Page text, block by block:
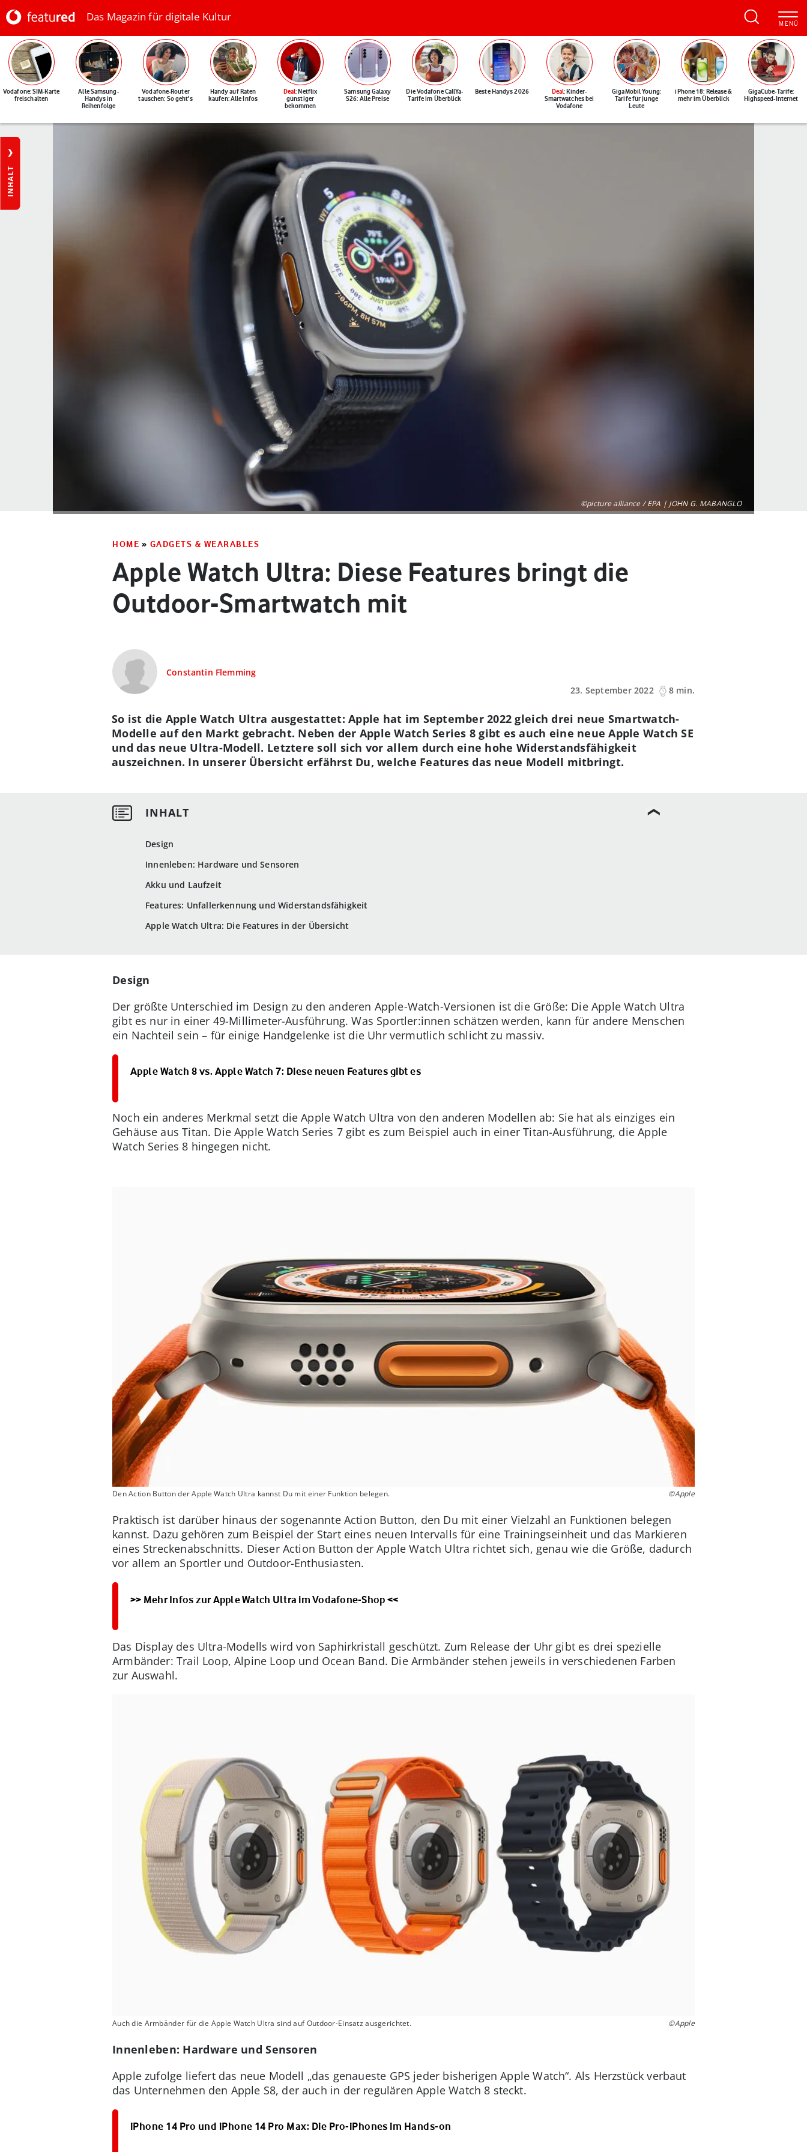
Das Magazin für digitale Kultur
Vodafone: SIM-Karte
freischalten
Alle Samsung-
Handys in
Reihenfolge
Vodafone-Router
tauschen: So geht's
Handy auf Raten
kaufen: Alle Infos
Deal: Netflix
günstiger
bekommen
Samsung Galaxy
S26: Alle Preise
Die Vodafone CallYa-
Tarife im Überblick
Beste Handys 2026 Deal: Kinder-
Smartwatches bei
Vodafone
GigaMobil Young:
Tarife für junge
Leute
iPhone 18: Release &
mehr im Überblick
GigaCube-Tarife:
Highspeed-Internet
INHALT
©picture alliance / EPA | JOHN G. MABANGLO
HOME » GADGETS & WEARABLES
Apple Watch Ultra: Diese Features bringt die
Outdoor-Smartwatch mit
Constantin Flemming
23. September 2022
8 min.
Design
Innenleben: Hardware und Sensoren
Akku und Laufzeit
Features: Unfallerkennung und Widerstandsfähigkeit
Apple Watch Ultra: Die Features in der Übersicht
So ist die Apple Watch Ultra ausgestattet: Apple hat im September 2022 gleich drei neue Smartwatch-
Modelle auf den Markt gebracht. Neben der Apple Watch Series 8 gibt es auch eine neue Apple Watch SE
und das neue Ultra-Modell. Letztere soll sich vor allem durch eine hohe Widerstandsfähigkeit
auszeichnen. In unserer Übersicht erfährst Du, welche Features das neue Modell mitbringt.
Design
Der größte Unterschied im Design zu den anderen Apple-Watch-Versionen ist die Größe: Die Apple Watch Ultra
gibt es nur in einer 49-Millimeter-Ausführung. Was Sportler:innen schätzen werden, kann für andere Menschen
ein Nachteil sein – für einige Handgelenke ist die Uhr vermutlich schlicht zu massiv.
Apple Watch 8 vs. Apple Watch 7: Diese neuen Features gibt es
Noch ein anderes Merkmal setzt die Apple Watch Ultra von den anderen Modellen ab: Sie hat als einziges ein
Gehäuse aus Titan. Die Apple Watch Series 7 gibt es zum Beispiel auch in einer Titan-Ausführung, die Apple
Watch Series 8 hingegen nicht.
Den Action Button der Apple Watch Ultra kannst Du mit einer Funktion belegen. ©Apple
Praktisch ist darüber hinaus der sogenannte Action Button, den Du mit einer Vielzahl an Funktionen belegen
kannst. Dazu gehören zum Beispiel der Start eines neuen Intervalls für eine Trainingseinheit und das Markieren
eines Streckenabschnitts. Dieser Action Button der Apple Watch Ultra richtet sich, genau wie die Größe, dadurch
vor allem an Sportler und Outdoor-Enthusiasten.
>> Mehr Infos zur Apple Watch Ultra im Vodafone-Shop <<
Das Display des Ultra-Modells wird von Saphirkristall geschützt. Zum Release der Uhr gibt es drei spezielle
Armbänder: Trail Loop, Alpine Loop und Ocean Band. Die Armbänder stehen jeweils in verschiedenen Farben
zur Auswahl.
Auch die Armbänder für die Apple Watch Ultra sind auf Outdoor-Einsatz ausgerichtet. ©Apple
Innenleben: Hardware und Sensoren
Apple zufolge liefert das neue Modell „das genaueste GPS jeder bisherigen Apple Watch“. Als Herzstück verbaut
das Unternehmen den Apple S8, der auch in der regulären Apple Watch 8 steckt.
iPhone 14 Pro und iPhone 14 Pro Max: Die Pro-iPhones im Hands-on